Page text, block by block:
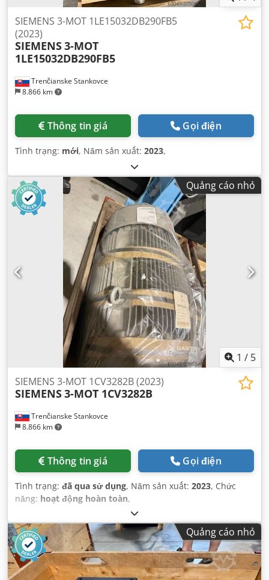
Trenčianske Stankovce
8.866 km
SIEMENS 3-MOT 1LE15032DB290FB5
(2023)
SIEMENS3-MOT
1LE15032DB290FB5
Thông tin giá Gọi điện
Tình trạng: mới, Năm sản xuất: 2023,
Quảng cáo nhỏ
1 / 5
Trenčianske Stankovce
8.866 km
SIEMENS 3-MOT 1CV3282B (2023)
SIEMENS3-MOT 1CV3282B
Thông tin giá Gọi điện
Tình trạng: đã qua sử dụng, Năm sản xuất: 2023, Chức
năng: hoạt động hoàn toàn,
Quảng cáo nhỏ